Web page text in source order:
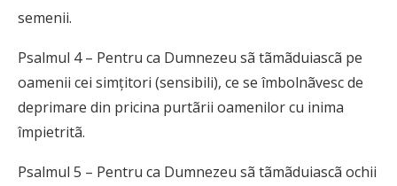
semenii.
Psalmul 4 – Pentru ca Dumnezeu sã tãmãduiascã pe
oamenii cei simțitori (sensibili), ce se îmbolnãvesc de
deprimare din pricina purtãrii oamenilor cu inima
împietritã.
Psalmul 5 – Pentru ca Dumnezeu sã tãmãduiascã ochii